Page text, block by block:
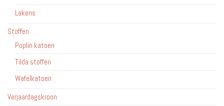
Lakens
Stoffen
Poplin katoen
Tilda stoffen
Wafelkatoen
Verjaardagskroon